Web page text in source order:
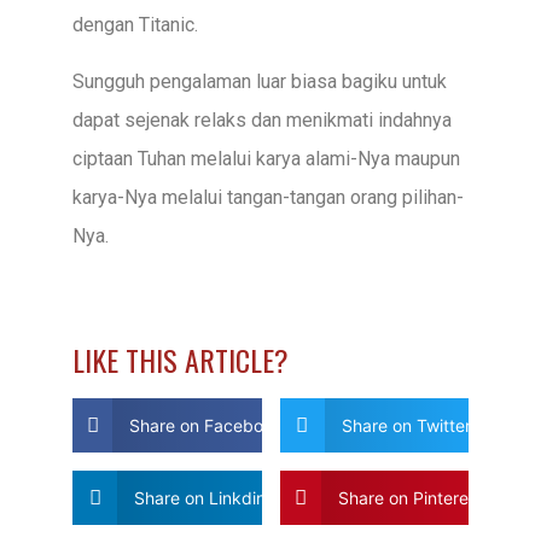
dengan Titanic.
Sungguh pengalaman luar biasa bagiku untuk
dapat sejenak relaks dan menikmati indahnya
ciptaan Tuhan melalui karya alami-Nya maupun
karya-Nya melalui tangan-tangan orang pilihan-
Nya.
LIKE THIS ARTICLE?
Share on Facebook Share on Twitter
Share on Linkdin Share on Pinterest